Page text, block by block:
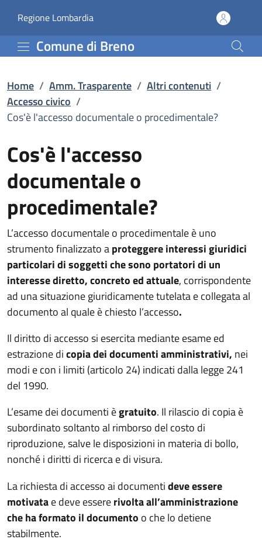
Cos'è l'accesso
Regione Lombardia(apre in un'altra scheda).
Comune di Breno
Home / Amm. Trasparente / Altri contenuti /
Accesso civico /
Cos'è l'accesso documentale o procedimentale?
Cos'è l'accesso
documentale o
procedimentale?
L’accesso documentale o procedimentale è uno
strumento finalizzato aproteggere interessi giuridici
particolari di soggetti che sono portatori di un
interesse diretto, concreto ed attuale, corrispondente
ad una situazione giuridicamente tutelata e collegata al
documento al quale è chiesto l’accesso.
Il diritto di accesso si esercita mediante esame ed
estrazione dicopia dei documenti amministrativi, nei
modi e con i limiti (articolo 24) indicati dalla legge 241
del 1990.
L’esame dei documenti ègratuito. Il rilascio di copia è
subordinato soltanto al rimborso del costo di
riproduzione, salve le disposizioni in materia di bollo,
nonché i diritti di ricerca e di visura.
La richiesta di accesso ai documentideve essere
motivatae deve essererivolta all’amministrazione
che ha formato il documento o che lo detiene
stabilmente.